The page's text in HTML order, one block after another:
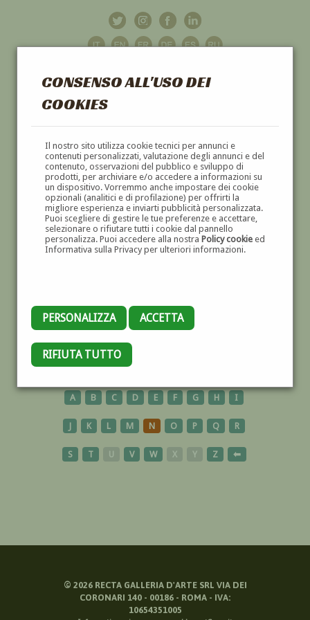
CONSENSO ALL'USO DEI
COOKIES
Il nostro sito utilizza cookie tecnici per annunci e
contenuti personalizzati, valutazione degli annunci e del
contenuto, osservazioni del pubblico e sviluppo di
prodotti, per archiviare e/o accedere a informazioni su
un dispositivo. Vorremmo anche impostare dei cookie
opzionali (analitici e di profilazione) per offrirti la
migliore esperienza e inviarti pubblicità personalizzata.
Puoi scegliere di gestire le tue preferenze e accettare,
selezionare o rifiutare tutti i cookie dal pannello
personalizza. Puoi accedere alla nostra Policy cookieed
Informativa sulla Privacy per ulteriori informazioni.
PERSONALIZZA ACCETTA
RIFIUTA TUTTO
GALLERIAD'ARTE
DIPINTI E SCULTURE '800 E '900
CAVALESE
A B C D E F G H I
J K L M N O P Q R
S T U V W X Y Z ⬅
© 2026RECTA GALLERIA D'ARTE SRL VIA DEI
CORONARI 140 - 00186 - ROMA - IVA:
10654351005